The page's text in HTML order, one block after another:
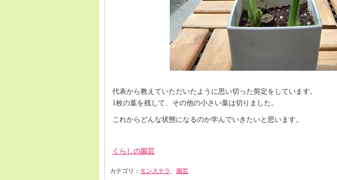
代表から教えていただいたように思い切った剪定をしています。
1枚の葉を残して、その他の小さい葉は切りました。
これからどんな状態になるのか学んでいきたいと思います。
くらしの園芸
カテゴリ： モンステラ
園芸